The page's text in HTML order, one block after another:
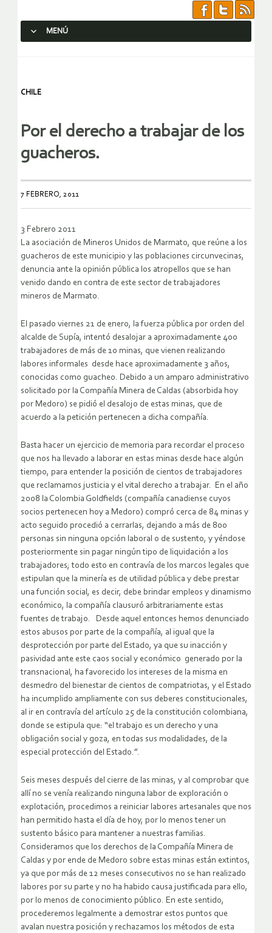
MENÚ
CHILE
Por el derecho a trabajar de los
guacheros.
7 FEBRERO, 2011
3 Febrero 2011
La asociación de Mineros Unidos de Marmato, que reúne a los
guacheros de este municipio y las poblaciones circunvecinas,
denuncia ante la opinión pública los atropellos que se han
venido dando en contra de este sector de trabajadores
mineros de Marmato.
El pasado viernes 21 de enero, la fuerza pública por orden del
alcalde de Supía, intentó desalojar a aproximadamente 400
trabajadores de más de 10 minas, que vienen realizando
labores informales desde hace aproximadamente 3 años,
conocidas como guacheo. Debido a un amparo administrativo
solicitado por la Compañía Minera de Caldas (absorbida hoy
por Medoro) se pidió el desalojo de estas minas, que de
acuerdo a la petición pertenecen a dicha compañía.
Basta hacer un ejercicio de memoria para recordar el proceso
que nos ha llevado a laborar en estas minas desde hace algún
tiempo, para entender la posición de cientos de trabajadores
que reclamamos justicia y el vital derecho a trabajar. En el año
2008 la Colombia Goldfields (compañía canadiense cuyos
socios pertenecen hoy a Medoro) compró cerca de 84 minas y
acto seguido procedió a cerrarlas, dejando a más de 800
personas sin ninguna opción laboral o de sustento, y yéndose
posteriormente sin pagar ningún tipo de liquidación a los
trabajadores; todo esto en contravía de los marcos legales que
estipulan que la minería es de utilidad pública y debe prestar
una función social, es decir, debe brindar empleos y dinamismo
económico, la compañía clausuró arbitrariamente estas
fuentes de trabajo. Desde aquel entonces hemos denunciado
estos abusos por parte de la compañía, al igual que la
desprotección por parte del Estado, ya que su inacción y
pasividad ante este caos social y económico generado por la
transnacional, ha favorecido los intereses de la misma en
desmedro del bienestar de cientos de compatriotas, y el Estado
ha incumplido ampliamente con sus deberes constitucionales,
al ir en contravía del artículo 25 de la constitución colombiana,
donde se estipula que: “el trabajo es un derecho y una
obligación social y goza, en todas sus modalidades, de la
especial protección del Estado.”.
Seis meses después del cierre de las minas, y al comprobar que
allí no se venía realizando ninguna labor de exploración o
explotación, procedimos a reiniciar labores artesanales que nos
han permitido hasta el día de hoy, por lo menos tener un
sustento básico para mantener a nuestras familias.
Consideramos que los derechos de la Compañía Minera de
Caldas y por ende de Medoro sobre estas minas están extintos,
ya que por más de 12 meses consecutivos no se han realizado
labores por su parte y no ha habido causa justificada para ello,
por lo menos de conocimiento público. En este sentido,
procederemos legalmente a demostrar estos puntos que
avalan nuestra posición y rechazamos los métodos de esta